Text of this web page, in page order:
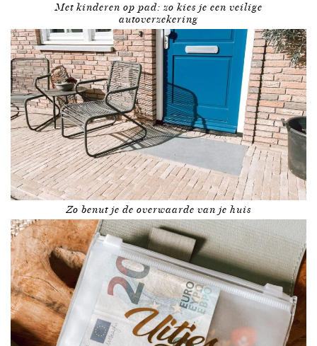
Met kinderen op pad: zo kies je een veilige
autoverzekering
Zo benut je de overwaarde van je huis